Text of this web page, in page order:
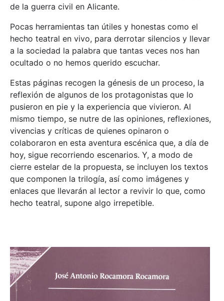
de la guerra civil en Alicante.
Pocas herramientas tan útiles y honestas como el
hecho teatral en vivo, para derrotar silencios y llevar
a la sociedad la palabra que tantas veces nos han
ocultado o no hemos querido escuchar.
Estas páginas recogen la génesis de un proceso, la
reflexión de algunos de los protagonistas que lo
pusieron en pie y la experiencia que vivieron. Al
mismo tiempo, se nutre de las opiniones, reflexiones,
vivencias y críticas de quienes opinaron o
colaboraron en esta aventura escénica que, a día de
hoy, sigue recorriendo escenarios. Y, a modo de
cierre estelar de la propuesta, se incluyen los textos
que componen la trilogía, así como imágenes y
enlaces que llevarán al lector a revivir lo que, como
hecho teatral, supone algo irrepetible.